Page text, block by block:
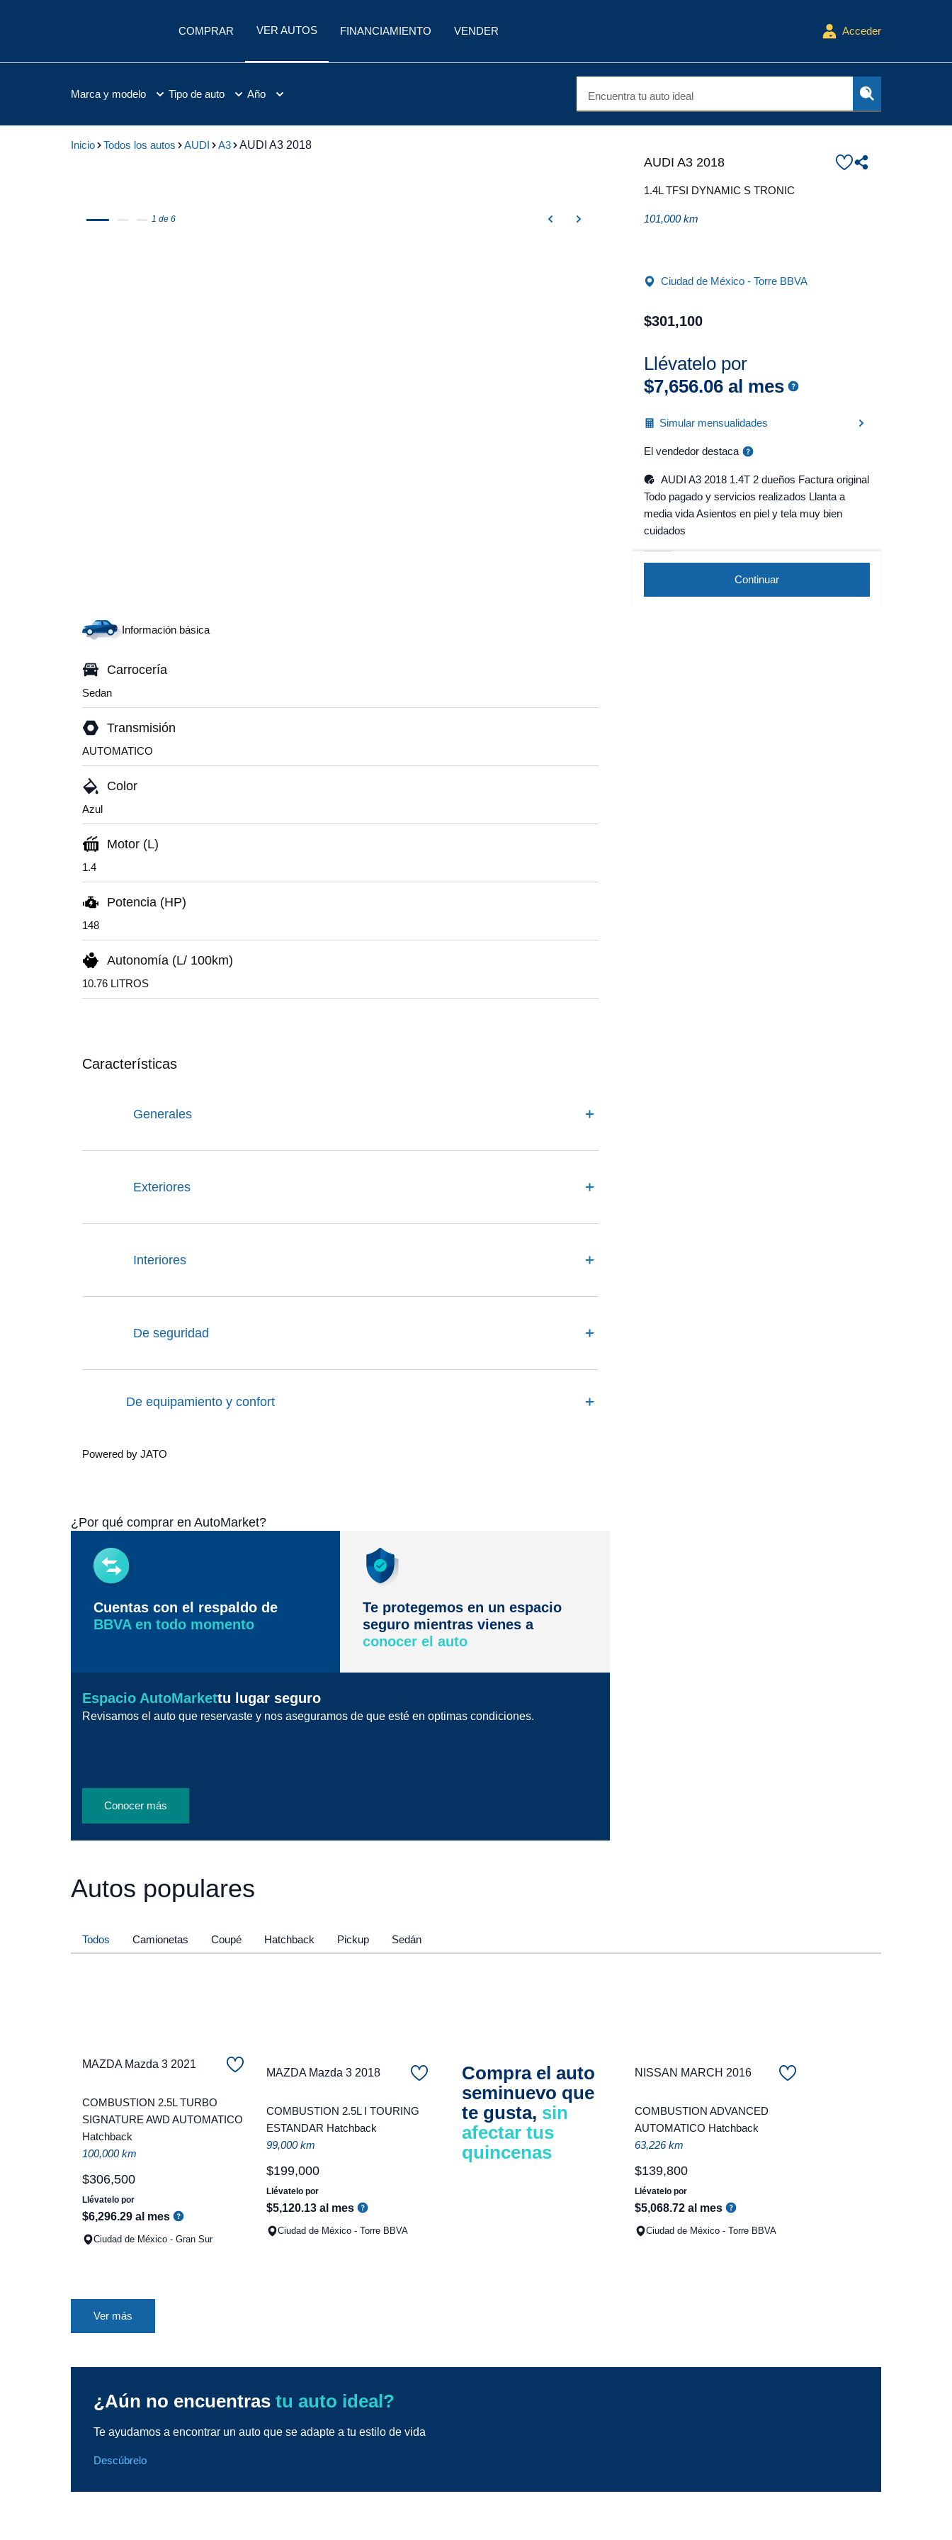
COMPRAR VER AUTOS FINANCIAMIENTO VENDER Acceder
Marca y modelo Tipo de auto Año Encuentra tu auto ideal
Inicio Todos los autos AUDI A3 AUDI A3 2018
1 de 6
AUDI A3 2018
1.4L TFSI DYNAMIC S TRONIC
101,000 km
Ciudad de México - Torre BBVA
$301,100
Llévatelo por
$7,656.06al mes
Simular mensualidades
El vendedor destaca
AUDI A3 2018 1.4T 2 dueños Factura original
Todo pagado y servicios realizados Llanta a
media vida Asientos en piel y tela muy bien
cuidados
Continuar
Información básica
Carrocería
Sedan
Transmisión
AUTOMATICO
Color
Azul
Motor (L)
1.4
Potencia (HP)
148
Autonomía (L/ 100km)
10.76 LITROS
Características
Generales
Exteriores
Interiores
De seguridad
De equipamiento y confort
Powered by JATO
¿Por qué comprar en AutoMarket?
Cuentas con el respaldo de
BBVA en todo momento
Te protegemos en un espacio
seguro mientras vienes a
conocer el auto
Espacio AutoMarkettu lugar seguro
Revisamos el auto que reservaste y nos aseguramos de que esté en optimas condiciones.
Conocer más
Autos populares
Todos Camionetas Coupé Hatchback Pickup Sedán
MAZDA Mazda 3 2021
COMBUSTION 2.5L TURBO
SIGNATURE AWD AUTOMATICO
Hatchback
100,000 km
$306,500
Llévatelo por
$6,296.29 al mes
Ciudad de México - Gran Sur
MAZDA Mazda 3 2018
COMBUSTION 2.5L I TOURING
ESTANDAR Hatchback
99,000 km
$199,000
Llévatelo por
$5,120.13 al mes
Ciudad de México - Torre BBVA
Compra el auto
seminuevo que
te gusta, sin
afectar tus
quincenas
NISSAN MARCH 2016
COMBUSTION ADVANCED
AUTOMATICO Hatchback
63,226 km
$139,800
Llévatelo por
$5,068.72 al mes
Ciudad de México - Torre BBVA
Ver más
¿Aún no encuentras tu auto ideal?
Te ayudamos a encontrar un auto que se adapte a tu estilo de vida
Descúbrelo